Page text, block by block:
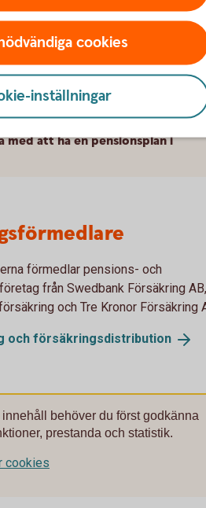
med en sjukförsäkring och en
mig som egenföretagare?
ingå i en
pension/
med att ha en pensionsplan i
förmedlar pensions- och
från Swedbank Försäkring AB,
och Tre Kronor Försäkring
och försäkringsdistribution
innehåll behöver du först godkänna
prestanda och statistik.
cookies
cookies
inställningar